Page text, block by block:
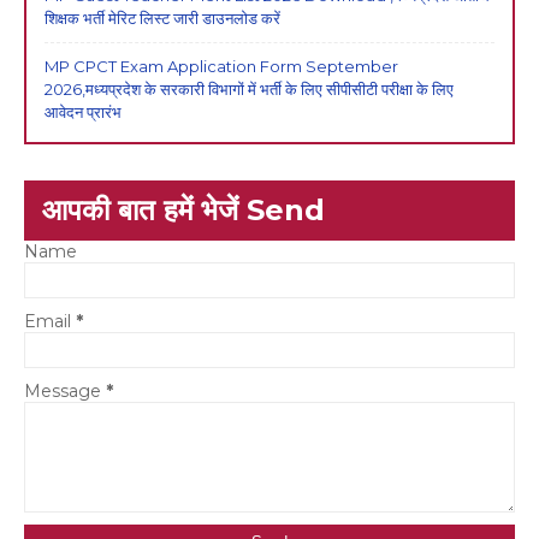
शिक्षक भर्ती मेरिट लिस्ट जारी डाउनलोड करें
MP CPCT Exam Application Form September
2026,मध्यप्रदेश के सरकारी विभागों में भर्ती के लिए सीपीसीटी परीक्षा के लिए
आवेदन प्रारंभ
आपकी बात हमें भेजें Send
Name
Email *
Message *